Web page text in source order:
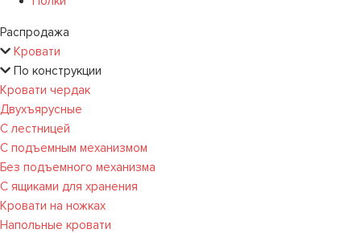
Распродажа
Кровати
По конструкции
Кровати чердак
Двухъярусные
С лестницей
С подъемным механизмом
Без подъемного механизма
С ящиками для хранения
Кровати на ножках
Напольные кровати